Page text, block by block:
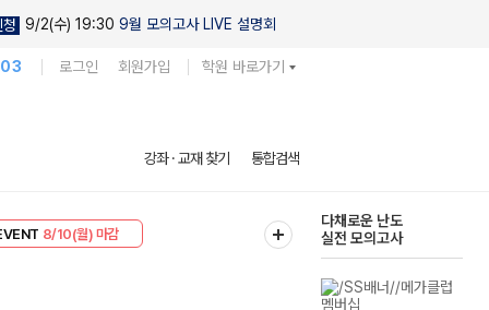
9/2(수) 19:30 9월 모의고사 LIVE 설명회
로그인 회원가입 학원 바로가기
강좌 · 교재 찾기 통합검색
8/10(월) 마감
다채로운 난도
실전 모의고사